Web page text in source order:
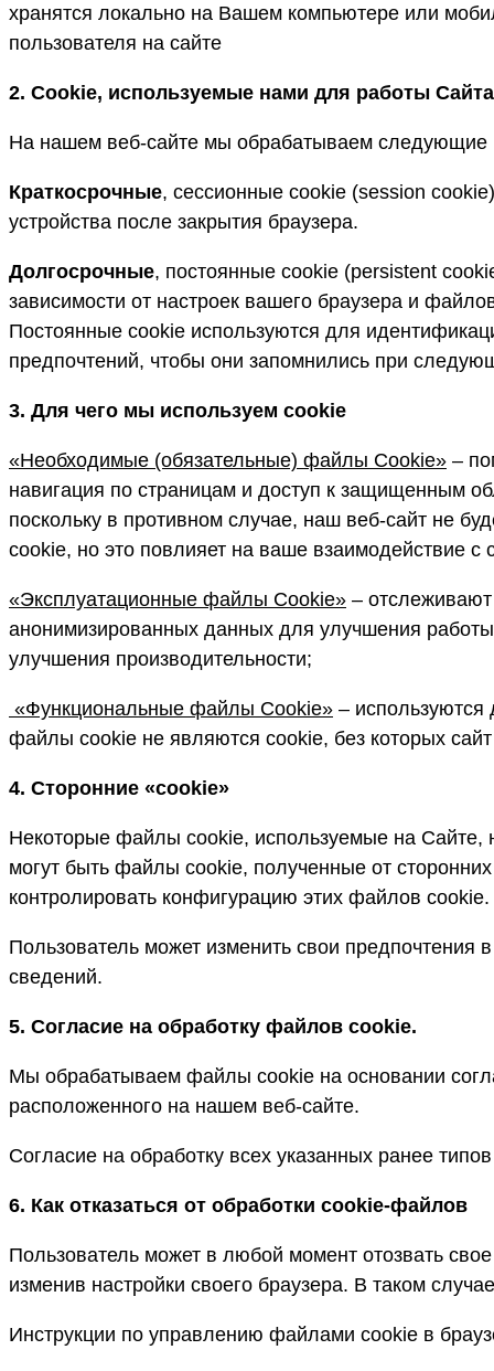
хранятся локально на Вашем компьютере или
пользователя на сайте
2. Cookie, используемые нами для работы Сайта
На нашем веб-сайте мы обрабатываем следующие
Краткосрочные, сессионные cookie (session
устройства после закрытия браузера.
Долгосрочные, постоянные cookie (persistent
зависимости от настроек вашего браузера и
Постоянные cookie используются для
предпочтений, чтобы они запомнились при
3. Для чего мы используем cookie
«Необходимые (обязательные) файлы Cookie» –
навигация по страницам и доступ к защищенным
поскольку в противном случае, наш веб-сайт не
cookie, но это повлияет на ваше взаимодействие
«Эксплуатационные файлы Cookie» –
анонимизированных данных для улучшения
улучшения производительности;
«Функциональные файлы Cookie» – используются
файлы cookie не являются cookie, без которых
4. Сторонние «cookie»
Некоторые файлы cookie, используемые на
могут быть файлы cookie, полученные от
контролировать конфигурацию этих файлов cookie.
Пользователь может изменить свои
сведений.
5. Согласие на обработку файлов cookie.
Мы обрабатываем файлы cookie на основании
расположенного на нашем веб-сайте.
Согласие на обработку всех указанных ранее
6. Как отказаться от обработки cookie-файлов
Пользователь может в любой момент отозвать
изменив настройки своего браузера. В таком
Инструкции по управлению файлами cookie в